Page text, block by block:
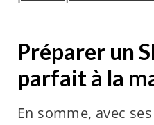
Préparer un
parfait à la
En somme, avec